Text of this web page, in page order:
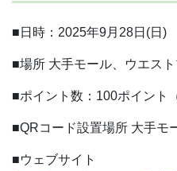
■日時：2025年9月28日(日)
■場所 大手モール、ウエス
■ポイント数：100ポイント
■QRコード設置場所 大手モ
■ウェブサイト